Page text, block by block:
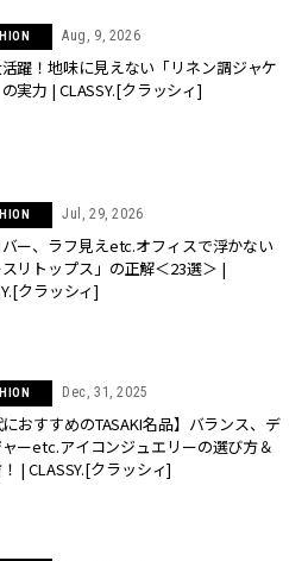
Aug, 9, 2026
躍！地味に見えない「リネン調ジャケ
実力 | CLASSY.[クラッシィ]
Jul, 29, 2026
ー、ラフ見えetc.オフィスで浮かない
スリトップス」の正解＜23選＞ |
クラッシィ]
Dec, 31, 2025
におすすめのTASAKI名品】バランス、デ
ーetc.アイコンジュエリーの選び方＆
| CLASSY.[クラッシィ]